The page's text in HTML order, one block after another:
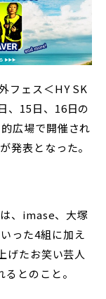
フェス＜HY SK
、15日、16日の
広場で開催され
発表となった。
、imase、大塚
った4組に加え
げたお笑い芸人
とのこと。